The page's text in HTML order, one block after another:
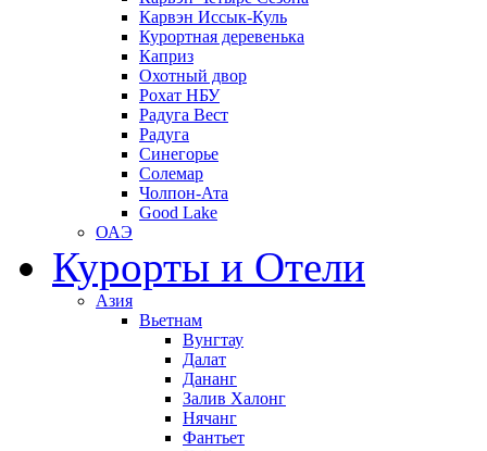
Карвэн Иссык-Куль
Курортная деревенька
Каприз
Охотный двор
Рохат НБУ
Радуга Вест
Радуга
Синегорье
Солемар
Чолпон-Ата
Good Lake
ОАЭ
Курорты и Отели
Азия
Вьетнам
Вунгтау
Далат
Дананг
Залив Халонг
Нячанг
Фантьет